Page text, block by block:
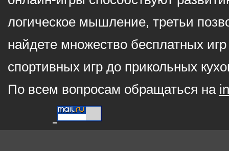
логическое мышление, третьи
найдете множество бесплатных
спортивных игр до прикольных
По всем вопросам обращаться на